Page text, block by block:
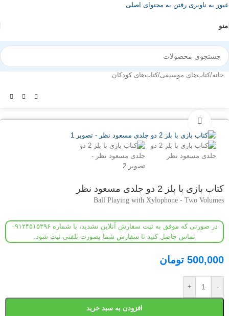
عبور به ناوبری رفتن به محتوای اصلی
منو
خانه/کتاب‌های موسیقی/کتاب‌های کودکان
بزرگنمایی تصویر
کتاب بازی با بلز 2 دو جلدی مسعود نظر
Ball Playing with Xylophone - Two Volumes
در صورتی که موفق به ثبت سفارش آنلاین نشدید، با شماره ۰۹۱۲۴۵۱۵۳۹۶
تماس حاصل کنید تا سفارش شما بصورت تلفنی ثبت شود.
500,000 تومان
-
+
افزودن به سبد خرید